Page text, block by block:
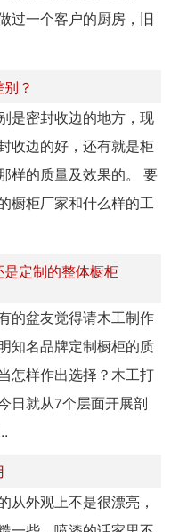
过一个客户的厨房，旧
？
是密封收边的地方，现
收边的好，还有就是柜
样的质量及效果的。 要
橱柜厂家和什么样的工
定制的整体橱柜
的盆友觉得请木工制作
知名品牌定制橱柜的质
怎样作出选择？木工打
日就从7个层面开展剖
从外观上不是很漂亮，